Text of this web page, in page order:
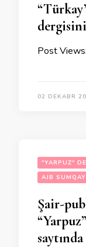
Post
02 DEKABR
"YARPUZ"
AJB
Şair-